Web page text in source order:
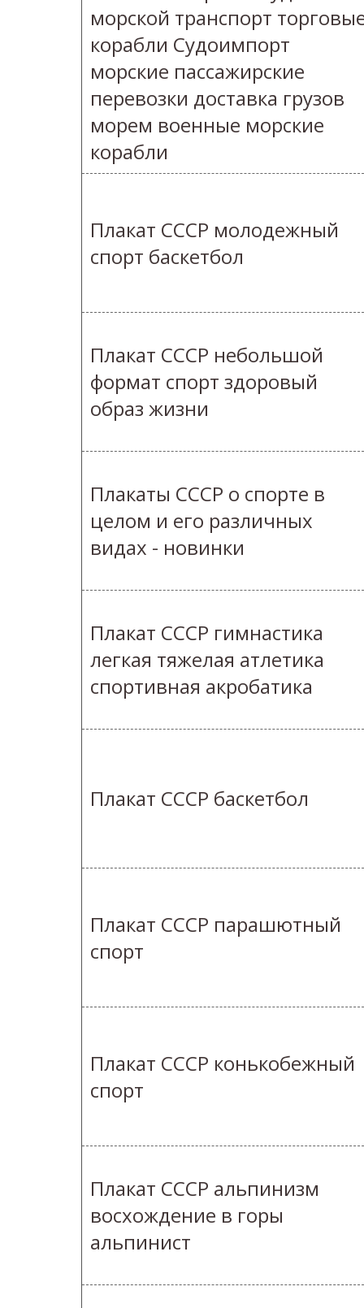
морской транспорт
корабли Судоимпорт
морские пассажирские
перевозки доставка грузов
морем военные морские
корабли
Плакат СССР молодежный
спорт баскетбол
Плакат СССР небольшой
формат спорт здоровый
образ жизни
Плакаты СССР о спорте в
целом и его различных
видах - новинки
Плакат СССР гимнастика
легкая тяжелая атлетика
спортивная акробатика
Плакат СССР баскетбол
Плакат СССР парашютный
спорт
Плакат СССР конькобежный
спорт
Плакат СССР альпинизм
восхождение в горы
альпинист